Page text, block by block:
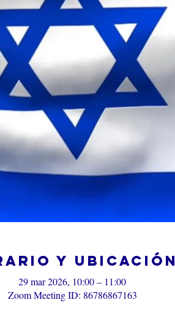
y ubicación
29 mar 2026, 10:00 – 11:00
Zoom Meeting ID: 86786867163